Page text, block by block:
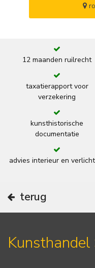
12 maanden ruilrecht
taxatierapport voor
verzekering
kunsthistorische
documentatie
advies interieur en
terug